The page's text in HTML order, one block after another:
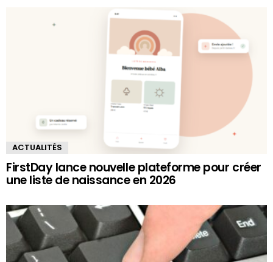
ACTUALITÉS
FirstDay lance nouvelle plateforme pour créer
une liste de naissance en 2026